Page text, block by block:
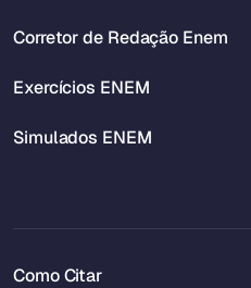
Corretor de Redação Enem
Exercícios ENEM
Simulados ENEM
Como Citar